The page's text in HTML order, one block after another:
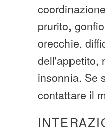
prurito,
orecchie,
dell'appetito,
insonnia. Se
contattare il